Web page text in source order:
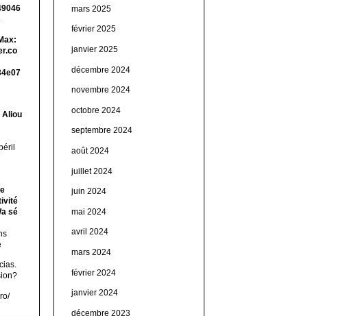
Aliou
sé
mars 2025
février 2025
janvier 2025
décembre 2024
novembre 2024
octobre 2024
septembre 2024
août 2024
juillet 2024
juin 2024
mai 2024
avril 2024
mars 2024
février 2024
janvier 2024
décembre 2023